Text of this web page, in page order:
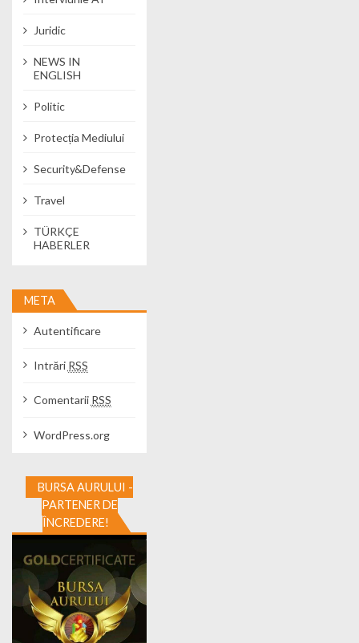
Juridic
NEWS IN
ENGLISH
Politic
Protecția Mediului
Security&Defense
Travel
TÜRKÇE
HABERLER
META
Autentificare
Intrări RSS
Comentarii RSS
WordPress.org
BURSA AURULUI -
PARTENER DE
ÎNCREDERE!